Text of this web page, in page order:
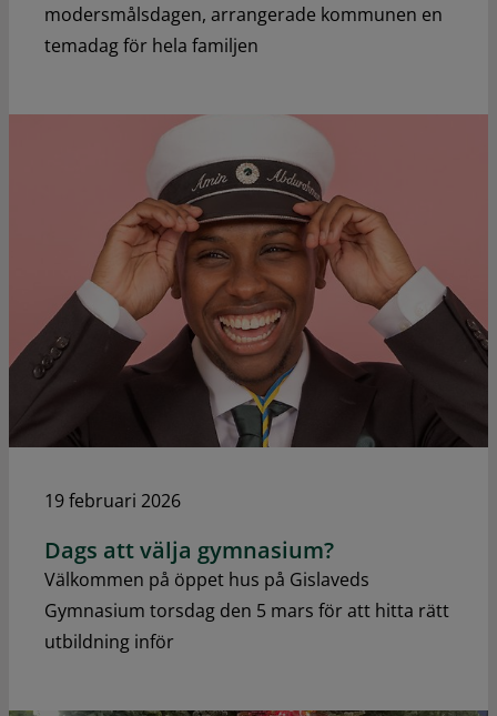
modersmålsdagen, arrangerade kommunen en
temadag för hela familjen
19 februari 2026
Dags att välja gymnasium?
Välkommen på öppet hus på Gislaveds
Gymnasium torsdag den 5 mars för att hitta rätt
utbildning inför